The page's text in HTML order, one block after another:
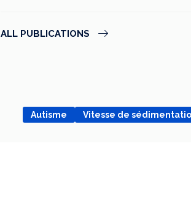
ALL PUBLICATIONS
Autisme Vitesse de